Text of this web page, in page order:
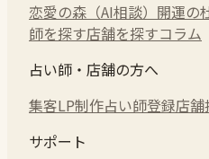
恋愛の森（AI相談） 開運の
師を探す店舗を探すコラム
占い師・店舗の方へ
集客LP制作占い師登録店舗
サポート